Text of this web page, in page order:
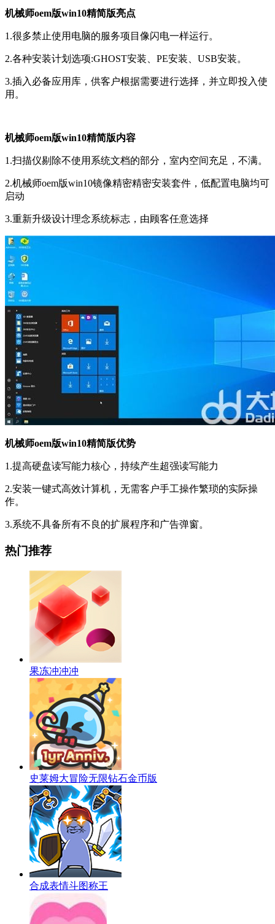
机械师oem版win10精简版亮点
1.很多禁止使用电脑的服务项目像闪电一样运行。
2.各种安装计划选项:GHOST安装、PE安装、USB安装。
3.插入必备应用库，供客户根据需要进行选择，并立即投入使
用。
机械师oem版win10精简版内容
1.扫描仪剔除不使用系统文档的部分，室内空间充足，不满。
2.机械师oem版win10镜像精密精密安装套件，低配置电脑均可
启动
3.重新升级设计理念系统标志，由顾客任意选择
机械师oem版win10精简版优势
1.提高硬盘读写能力核心，持续产生超强读写能力
2.安装一键式高效计算机，无需客户手工操作繁琐的实际操
作。
3.系统不具备所有不良的扩展程序和广告弹窗。
热门推荐
果冻冲冲冲
史莱姆大冒险无限钻石金币版
合成表情斗图称王